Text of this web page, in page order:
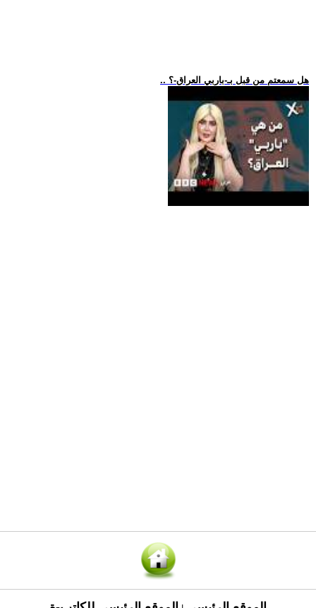
.. هل سمعتم من قبل بـ-باربي العراق-؟